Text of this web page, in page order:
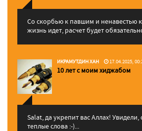
Со скорбью к павшим и ненавестью
жизнь идет, расчет будет
ИКРАМУТДИН ХАН 17.04.2025,
10 лет с моим хиджабом
Salat, да укрепит вас Аллаx! Увидели,
теплые слова :-)...